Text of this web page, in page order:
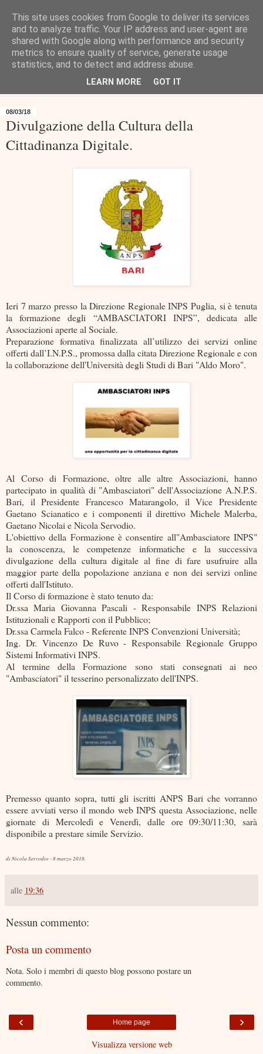
08/03/18
Divulgazione della Cultura della
Cittadinanza Digitale.
Ieri 7 marzo presso la Direzione Regionale INPS Puglia, si è tenuta
la formazione degli “AMBASCIATORI INPS”, dedicata alle
Associazioni aperte al Sociale.
Preparazione formativa finalizzata all’utilizzo dei servizi online
offerti dall’I.N.P.S., promossa dalla citata Direzione Regionale e con
la collaborazione dell'Università degli Studi di Bari "Aldo Moro".
Al Corso di Formazione, oltre alle altre Associazioni, hanno
partecipato in qualità di "Ambasciatori" dell'Associazione A.N.P.S.
Bari, il Presidente Francesco Matarangolo, il Vice Presidente
Gaetano Scianatico e i componenti il direttivo Michele Malerba,
Gaetano Nicolai e Nicola Servodio.
L'obiettivo della Formazione è consentire all"Ambasciatore INPS"
la conoscenza, le competenze informatiche e la successiva
divulgazione della cultura digitale al fine di fare usufruire alla
maggior parte della popolazione anziana e non dei servizi online
offerti dall'Istituto.
Il Corso di formazione è stato tenuto da:
Dr.ssa Maria Giovanna Pascali - Responsabile INPS Relazioni
Istituzionali e Rapporti con il Pubblico;
Dr.ssa Carmela Falco - Referente INPS Convenzioni Università;
Ing. Dr. Vincenzo De Ruvo - Responsabile Regionale Gruppo
Sistemi Informativi INPS.
Al termine della Formazione sono stati consegnati ai neo
"Ambasciatori" il tesserino personalizzato dell'INPS.
Premesso quanto sopra, tutti gli iscritti ANPS Bari che vorranno
essere avviati verso il mondo web INPS questa Associazione, nelle
giornate di Mercoledì e Venerdì, dalle ore 09:30/11:30, sarà
disponibile a prestare simile Servizio.
di Nicola Servodio - 8 marzo 2018.
alle 19:36
Nessun commento:
Posta un commento
Nota. Solo i membri di questo blog possono postare un
commento.
‹ ›
Home page
Visualizza versione web
This site uses cookies from Google to deliver its services
and to analyze traffic. Your IP address and user-agent are
shared with Google along with performance and security
metrics to ensure quality of service, generate usage
statistics, and to detect and address abuse.
LEARN MORE GOT IT